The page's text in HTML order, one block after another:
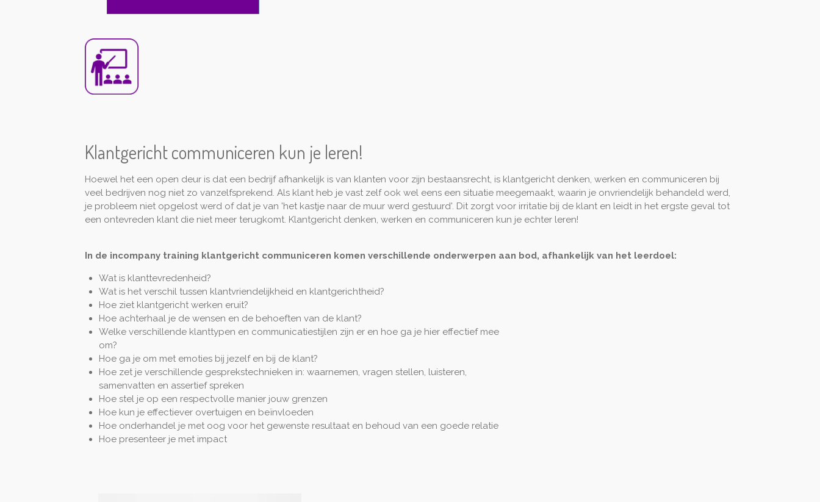
Klantgericht communiceren kun je leren!
Hoewel het een open deur is dat een bedrijf afhankelijk is van klanten voor zijn bestaansrecht, is klantgericht denken, werken en communiceren bij
veel bedrijven nog niet zo vanzelfsprekend. Als klant heb je vast zelf ook wel eens een situatie meegemaakt, waarin je onvriendelijk behandeld werd,
je probleem niet opgelost werd of dat je van 'het kastje naar de muur werd gestuurd'. Dit zorgt voor irritatie bij de klant en leidt in het ergste geval tot
een ontevreden klant die niet meer terugkomt. Klantgericht denken, werken en communiceren kun je echter leren!
In de incompany training klantgericht communiceren komen verschillende onderwerpen aan bod, afhankelijk van het leerdoel:
Wat is klanttevredenheid?
Wat is het verschil tussen klantvriendelijkheid en klantgerichtheid?
Hoe ziet klantgericht werken eruit?
Hoe achterhaal je de wensen en de behoeften van de klant?
Welke verschillende klanttypen en communicatiestijlen zijn er en hoe ga je hier effectief mee
om?
Hoe ga je om met emoties bij jezelf en bij de klant?
Hoe zet je verschillende gesprekstechnieken in: waarnemen, vragen stellen, luisteren,
samenvatten en assertief spreken
Hoe stel je op een respectvolle manier jouw grenzen
Hoe kun je effectiever overtuigen en beïnvloeden
Hoe onderhandel je met oog voor het gewenste resultaat en behoud van een goede relatie
Hoe presenteer je met impact